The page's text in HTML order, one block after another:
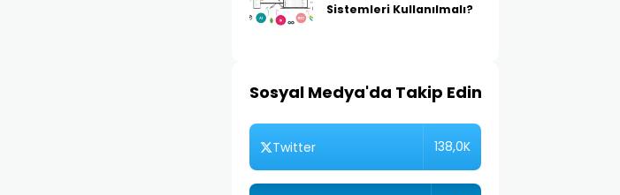
Sistemleri Kullanılmalı?
Sosyal Medya'da Takip Edin
Twitter 138,0K